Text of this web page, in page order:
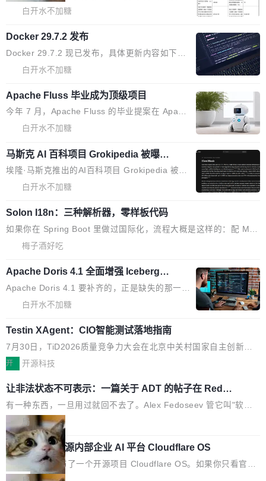
计是基于早期模型的能力—...
交，但必须满足五个条件：预先安排、非关键、高质量、充分测
更，除非作者本身就是领域专家。即使如此，政策也"强烈不建
议"这么做。 对于不披露的情况，审核者可以直接关闭 PR，无需解
有限公司披露IPO发行价格及战略配售结果，杭
epSeek）获配93.3399万股，按150.8元/股发行
价格计算，认购金额约1.41亿元，股份锁定期为
36个月。 公告显示，本次宇树科技战略配售对
合作关系或长期合作愿景的大型企业、科创板保
荐人跟投子公司，以及公司高级管理人员和核心
员工参与设立的专项资产管理计划。其中，Dee
业，获配股份数量占本次发行数量的2.31%。 除
DeepSeek外，腾讯旗下上海启善投资有限公司
白开水不加糖
Docker 29.7.2 发布
Docker 29.7.2 现已发布，具体更新内容如下：
Bug fixes and enhancements 修复多次传递同
service update会发生 panic 的问题。docker/cl
i#7145 修复了 Docker Engine 29.7.0 中引入的
一个回归问题，该问题导致拉取镜像时会拒绝包
像构建工具生成）。moby/moby#53305 修复了
Docker Engine 29.7.0 中引入的一个回归问
题，该问题可能导致在旧版 Linux 内核...
白开水不加糖
Apache Fluss 毕业成为顶级项目
今年 7 月，Apache Fluss 的毕业提案在 Apach
e 孵化器项目管理委员会（IPMC）投票中获得
准。今天，Apache 软件基金会正式宣布 Apach
e Fluss 孵化毕业，成为 Apache 顶级项目（TL
P）！这一里程碑不仅标志着 Fluss 迈入新的发
AI 数据基础加速融合，为实时数据基础设施的发
展开启新的篇章。
白开水不加糖
马斯克 AI 百科项目 Grokipedia 被曝数
月未更新
埃隆·马斯克推出的AI百科项目 Grokipedia 被曝
长期停止内容更新，未能实现其作为“AI版维基百
年4月以来，Grokipedia 页面更新功能基本停
滞，过去三个月内没有任何条目完成更新，用户
提交的编辑请求也长期处于待处理状态。 Groki
容的百科平台，被马斯克视为传统众包百科网站
维基百科的替代方案。Lawfare 调查发现，无论
热门页面还是低关注度页面，均未出现近期更
主题和访问量页面中普遍存在。 调查人员最初认
为，Grokipedia可能只是限...
白开水不加糖
Solon I18n：三种解析器，零样板代码
如果你在 Spring Boot 里做过国际化，流程大概是这样的：配 Mes
sageSource 的 Bean、写 ReloadableResourceBundleMessage
r…五六步之后才能看到第一行翻译文本。 Solon 换了个方式。整
个 i18n 模块围绕三个解析器、一个注解、一个工具类展开——没
有 XML、没有拦截器注册、没有样板配置。 资源文件的约定 把文
es ...
梅子酒好吃
Apache Doris 4.1 全面增强 Iceberg：
支持 UPDATE、MERGE INTO 与 Iceb
erg V3
Apache Doris 4.1 要补齐的，正是缺失的那一
半。在已有查询能力的基础上，Doris 进一步支
据修改操作、完整的表结构管理与分区演进，以
及 rewrite_data_files、expire_snapshots 等日
常维护操作，并完整支持 Iceberg V3 格式。
白开水不加糖
Testin XAgent：CIO智能测试落地指南
7月30日，TiD2026质量竞争力大会在北京中关村国家自主创新示
范区会议中心开幕。本届大会由中关村智联软件服务业质量创新联
题，直面AI从实验室走向规模化产业落地的核心质量命题。会上，
《2026智能研发生产力工具选型手册》发布，Testin云测的Testin
XAgent智能测试系统入选AI测试领域代表产品。对CIO而言，这提
示了一个转变：AI测试正在从效率工具升级为企业的质量基础设
施。 CIO面对的新现实 过去两年，CIO们的焦虑清单上多了两项：
一是如何让大模型和智能体应用安全地从PoC走向生产，二是如何
让测试团队跟得上AI应用...
开 开源科技
让非法状态不可表示：一篇关于 ADT 的帖子在 Reddit
火了
有一种东西，一旦用过就回不去了。Alex Fedoseev 管它叫"软件
设计的基石"。 他说的东西不新鲜——代数数据类型（ADT），尤
其是和类型（sum type）。但他说清楚了一件事：这不是类型系统
的学术体操，是日常编码的思维方式。 文章从一个简单的例子切
入。一个网站的深色主题设置，如果用布尔值 + 可空字段来表示
——boolean 表示是否可切换，nullable 的默认模式、浅色方案、
局
Cloudflare 开源内部企业 AI 平台 Cloudflare OS
Cloudflare 发布了一个开源项目 Cloudflare OS。如果你只看官方
博客，你会觉得这是又一个"AI 知识库 + 聊天机器人"——每个大厂